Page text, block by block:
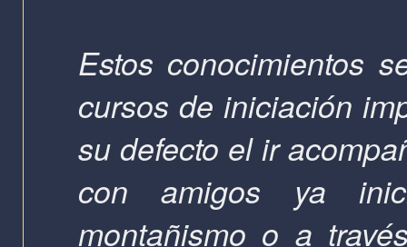
Estos conocimientos
cursos de iniciación
su defecto el ir
con amigos ya
montañismo o a